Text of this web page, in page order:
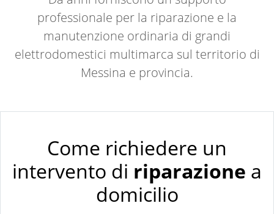
professionale per la riparazione e la
manutenzione ordinaria di grandi
elettrodomestici multimarca sul territorio di
Messina e provincia.
Come richiedere un
intervento di riparazione a
domicilio